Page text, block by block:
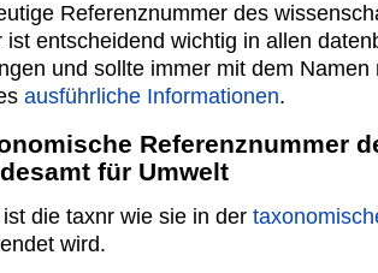
Referenznummer des
ist entscheidend wichtig in allen
und sollte immer mit dem
ausführliche Informationen.
Referenznummer
für Umwelt
die taxnr wie sie in der
wird.